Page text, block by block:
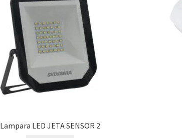
Lampara LED JETA SENSOR 2